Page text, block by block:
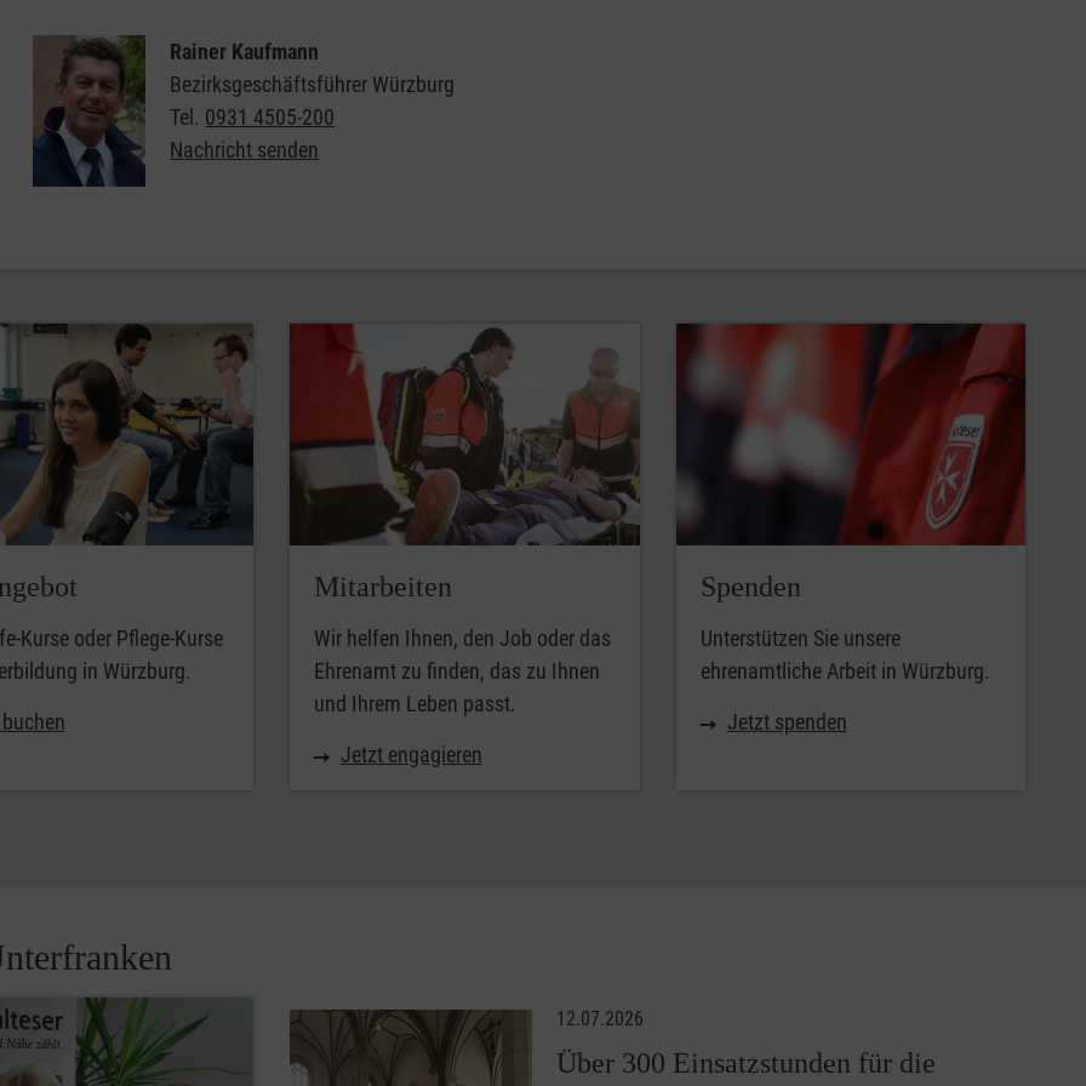
Rainer Kaufmann
Bezirksgeschäftsführer Würzburg
Tel. 0931 4505-200
Nachricht senden
Kurse oder Pflege-Kurse
in Würzburg.
Mitarbeiten
Wir helfen Ihnen, den Job oder das
Ehrenamt zu finden, das zu Ihnen
und Ihrem Leben passt.
Jetzt engagieren
Spenden
Unterstützen Sie unsere
ehrenamtliche Arbeit in Würzburg.
Jetzt spenden
12.07.2026
Über 300 Einsatzstunden für die